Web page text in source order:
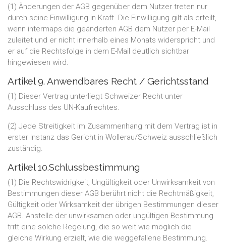
(1) Änderungen der AGB gegenüber dem Nutzer treten nur
durch seine Einwilligung in Kraft. Die Einwilligung gilt als erteilt,
wenn intermaps die geänderten AGB dem Nutzer per E-Mail
zuleitet und er nicht innerhalb eines Monats widerspricht und
er auf die Rechtsfolge in dem E-Mail deutlich sichtbar
hingewiesen wird.
Artikel 9. Anwendbares Recht / Gerichtsstand
(1) Dieser Vertrag unterliegt Schweizer Recht unter
Ausschluss des UN-Kaufrechtes.
(2) Jede Streitigkeit im Zusammenhang mit dem Vertrag ist in
erster Instanz das Gericht in Wollerau/Schweiz ausschließlich
zuständig.
Artikel 10.Schlussbestimmung
(1) Die Rechtswidrigkeit, Ungültigkeit oder Unwirksamkeit von
Bestimmungen dieser AGB berührt nicht die Rechtmäßigkeit,
Gültigkeit oder Wirksamkeit der übrigen Bestimmungen dieser
AGB. Anstelle der unwirksamen oder ungültigen Bestimmung
tritt eine solche Regelung, die so weit wie möglich die
gleiche Wirkung erzielt, wie die weggefallene Bestimmung.